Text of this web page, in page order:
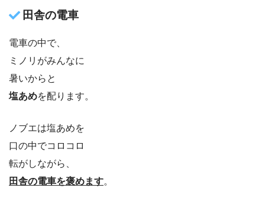
田舎の電車
電車の中で、
ミノリがみんなに
暑いからと
塩あめを配ります。
ノブエは塩あめを
口の中でコロコロ
転がしながら、
田舎の電車を褒めます。